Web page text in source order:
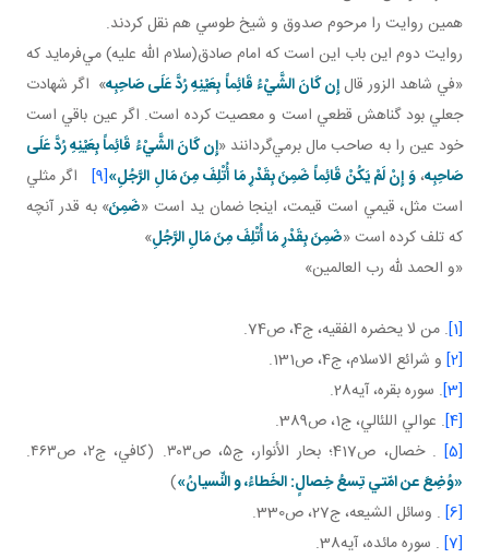
همين روايت را مرحوم صدوق و شيخ طوسي هم نقل کردند.
روايت دوم اين باب اين است که امام صادق(سلام الله عليه) مي‌فرمايد که
«في شاهد الزور قالإِن كَانَ الشَّيْ‌ءُ قَائِماً بِعَيْنِهِ رُدَّ عَلَى صَاحِبِه» اگر شهادت
جعلي بود گناهش قطعي است و معصيت کرده است. اگر عين باقي است
خود عين را به صاحب مال برمي‌گردانند «إِن كَانَ الشَّيْ‌ءُ قَائِماً بِعَيْنِهِ رُدَّ عَلَى
صَاحِبِه،وَ إِنْ لَمْ يَكُنْ قَائِماً ضَمِنَ بِقَدْرِ مَا أُتْلِفَ مِنَ مَالِ الرَّجُلِ»
[9] اگر مثلي
است مثل، قيمي است قيمت، اينجا ضمان يد است «ضَمِنَ» به قدر آنچه
که تلف کرده است «ضَمِنَ بِقَدْرِ مَا أُتْلِفَ مِنَ مَالِ الرَّجُلِ»
«و الحمد لله رب العالمين»
[1] . من لا يحضره الفقيه، ج4، ص74.
[2]
و شرائع الاسلام، ج4، ص131.
[3]
. سوره بقره، آيه28.
[4] . عوالي اللئالي، ج1، ص389.
[5] . خصال، ص417؛ بحار الأنوار، ج۵، ص۳۰۳. (كافي، ج۲، ص۴۶۳.
«وُضِعَ عن امّتي تِسعُ خِصالٍ: الخَطاءُ، و النِّسيانُ»)
[6]
. وسائل الشيعه، ج27، ص330.
[7]
. سوره مائده، آيه38.